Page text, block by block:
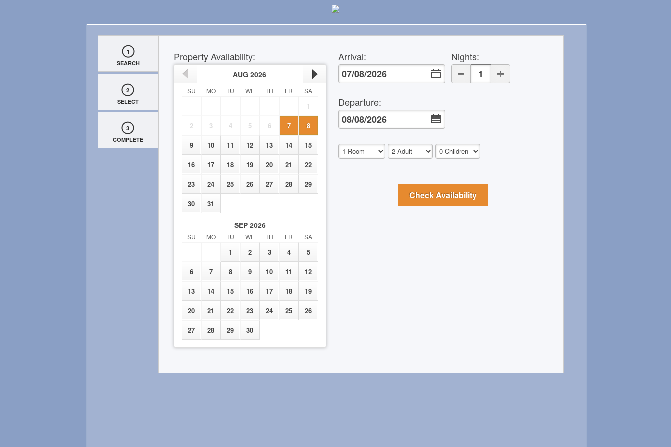
1
SEARCH
2
SELECT
3
COMPLETE
Property Availability:
AUG 2026
SU MO TU WE TH FR SA
1
2 3 4 5 6 7 8
9 10 11 12 13 14 15
16 17 18 19 20 21 22
23 24 25 26 27 28 29
30 31
SEP2026
SU MO TU WE TH FR SA
1 2 3 4 5
6 7 8 9 10 11 12
13 14 15 16 17 18 19
20 21 22 23 24 25 26
27 28 29 30
Arrival: Nights:
Departure:
Check Availability